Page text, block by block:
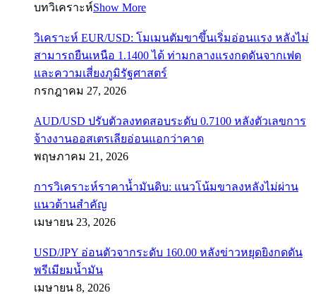
บทวิเคราะห์Show More
วิเคราะห์ EUR/USD: โมเมนตัมขาขึ้นเริ่มอ่อนแรง หลังไม่
สามารถยืนเหนือ 1.1400 ได้ ท่ามกลางแรงกดดันจากเฟด
และความเสี่ยงภูมิรัฐศาสตร์
กรกฎาคม 27, 2026
AUD/USD ปรับตัวลงทดสอบระดับ 0.7100 หลังตัวเลขการ
จ้างงานออสเตรเลียอ่อนแอกว่าคาด
พฤษภาคม 21, 2026
การวิเคราะห์ราคาน้ำมันดิบ: แนวโน้มขาลงหลังไม่ผ่าน
แนวต้านสำคัญ
เมษายน 23, 2026
USD/JPY อ่อนตัวจากระดับ 160.00 หลังข่าวหยุดยิงกดดัน
พรีเมียมน้ำมัน
เมษายน 8, 2026